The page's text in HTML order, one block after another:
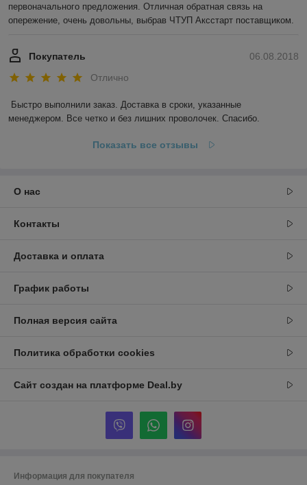
первоначального предложения. Отличная обратная связь на
опережение, очень довольны, выбрав ЧТУП Аксстарт поставщиком.
06.08.2018
Покупатель
Отлично
Быстро выполнили заказ. Доставка в сроки, указанные
менеджером. Все четко и без лишних проволочек. Спасибо.
Показать все отзывы
О нас
Контакты
Доставка и оплата
График работы
Полная версия сайта
Политика обработки cookies
Сайт создан на платформе Deal.by
Информация для покупателя